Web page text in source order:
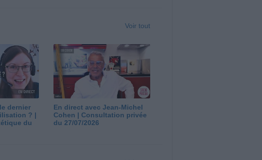
Voir tout
dernier
? |
du
En direct avec Jean-Michel
Cohen | Consultation privée
du 27/07/2026